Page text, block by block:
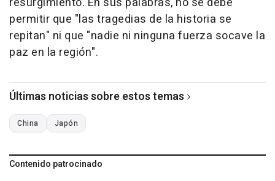
permitir que "las tragedias de la historia se
repitan" ni que "nadie ni ninguna fuerza socave la
paz en la región".
Últimas noticias sobre estos temas
China Japón
Contenido patrocinado